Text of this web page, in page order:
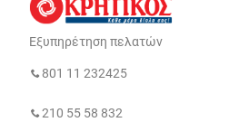
Εξυπηρέτηση πελατών
801 11 232425
210 55 58 832